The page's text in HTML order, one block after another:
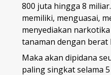
800 juta hingga 8
memiliki, menguasai,
menyediakan
tanaman dengan berat
Maka akan dipidana
paling singkat selama